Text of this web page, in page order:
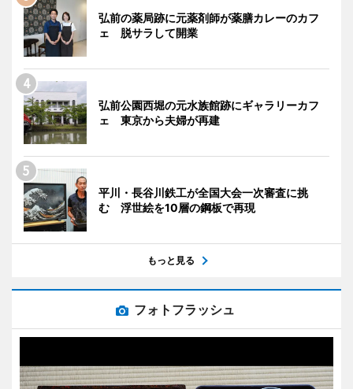
弘前の薬局跡に元薬剤師が薬膳カレーのカフ
ェ 脱サラして開業
弘前公園西堀の元水族館跡にギャラリーカフ
ェ 東京から夫婦が再建
平川・長谷川鉄工が全国大会一次審査に挑
む 浮世絵を10層の鋼板で再現
もっと見る
フォトフラッシュ